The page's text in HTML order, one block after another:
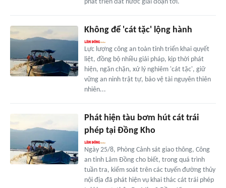
phát triển đất nước giai đoạn tới.
Không để 'cát tặc' lộng hành
Lực lượng công an toàn tỉnh triển khai quyết
liệt, đồng bộ nhiều giải pháp, kịp thời phát
hiện, ngăn chặn, xử lý nghiêm 'cát tặc', giữ
vững an ninh trật tự, bảo vệ tài nguyên thiên
nhiên...
Phát hiện tàu bơm hút cát trái
phép tại Đồng Kho
Ngày 25/8, Phòng Cảnh sát giao thông, Công
an tỉnh Lâm Đồng cho biết, trong quá trình
tuần tra, kiểm soát trên các tuyến đường thủy
nội địa đã phát hiện vụ khai thác cát trái phép